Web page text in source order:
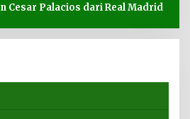
Cesar Palacios dari Real Madrid